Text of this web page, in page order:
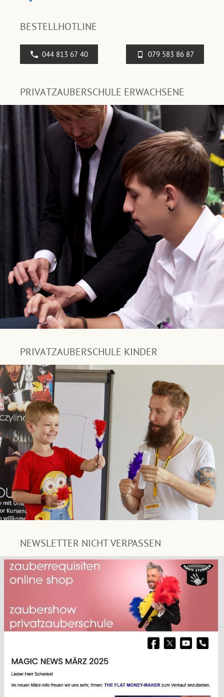
BESTELLHOTLINE
044 813 67 40 079 583 86 87
PRIVATZAUBERSCHULE ERWACHSENE
PRIVATZAUBERSCHULE KINDER
NEWSLETTER NICHT VERPASSEN